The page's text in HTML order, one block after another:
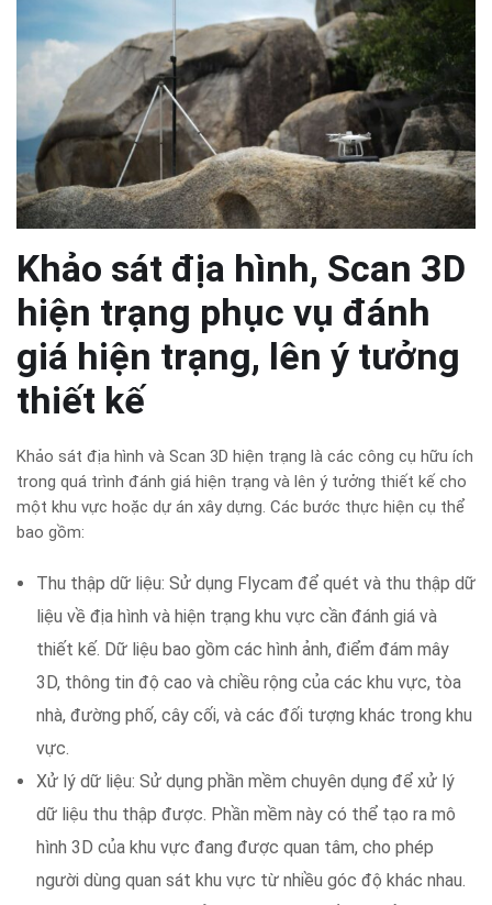
Khảo sát địa hình, Scan 3D
hiện trạng phục vụ đánh
giá hiện trạng, lên ý tưởng
thiết kế
Khảo sát địa hình và Scan 3D hiện trạng là các công cụ hữu ích
trong quá trình đánh giá hiện trạng và lên ý tưởng thiết kế cho
một khu vực hoặc dự án xây dựng. Các bước thực hiện cụ thể
bao gồm:
Thu thập dữ liệu: Sử dụng Flycam để quét và thu thập dữ
liệu về địa hình và hiện trạng khu vực cần đánh giá và
thiết kế. Dữ liệu bao gồm các hình ảnh, điểm đám mây
3D, thông tin độ cao và chiều rộng của các khu vực, tòa
nhà, đường phố, cây cối, và các đối tượng khác trong khu
vực.
Xử lý dữ liệu: Sử dụng phần mềm chuyên dụng để xử lý
dữ liệu thu thập được. Phần mềm này có thể tạo ra mô
hình 3D của khu vực đang được quan tâm, cho phép
người dùng quan sát khu vực từ nhiều góc độ khác nhau.